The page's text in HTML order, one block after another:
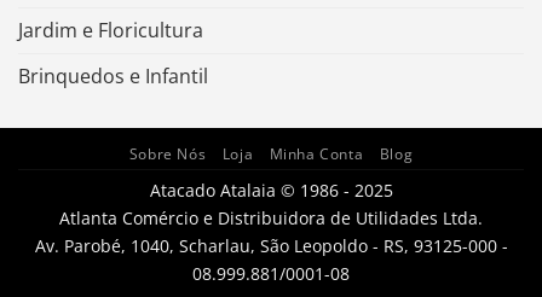
Jardim e Floricultura
Brinquedos e Infantil
Sobre Nós Loja Minha Conta Blog
Atacado Atalaia © 1986 - 2025
Atlanta Comércio e Distribuidora de Utilidades Ltda.
Av. Parobé, 1040, Scharlau, São Leopoldo - RS, 93125-000 -
08.999.881/0001-08